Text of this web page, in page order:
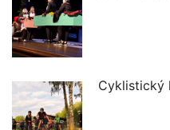
Cyklistický